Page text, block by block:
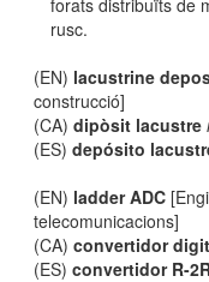
forats distribuïts de
rusc.
(EN) lacustrine
construcció]
(CA)dipòsit lacustre
(ES)depósito
(EN) ladder ADC
telecomunicacions]
(CA)convertidor
(ES)convertidor R-